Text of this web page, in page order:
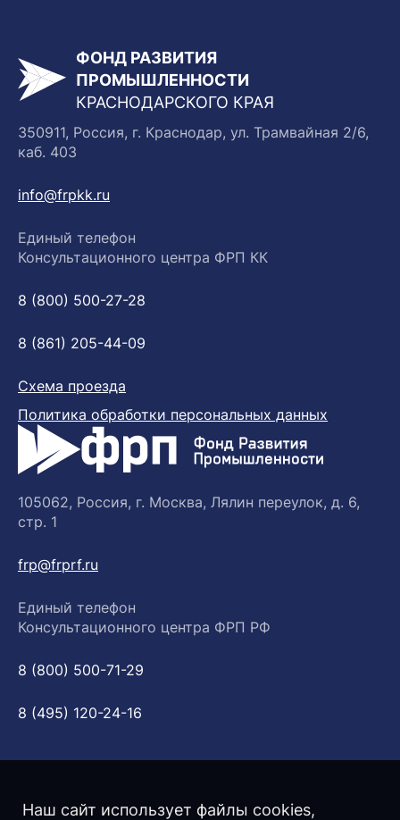
ФОНД РАЗВИТИЯ
ПРОМЫШЛЕННОСТИ
КРАСНОДАРСКОГО КРАЯ
350911, Россия, г. Краснодар, ул. Трамвайная 2/6,
каб. 403
info@frpkk.ru
Единый телефон
Консультационного центра ФРП КК
8 (800) 500-27-28
8 (861) 205-44-09
Схема проезда
Политика обработки персональных данных
105062, Россия, г. Москва, Лялин переулок, д. 6,
стр. 1
frp@frprf.ru
Единый телефон
Консультационного центра ФРП РФ
8 (800) 500-71-29
8 (495) 120-24-16
Наш сайт использует файлы cookies,